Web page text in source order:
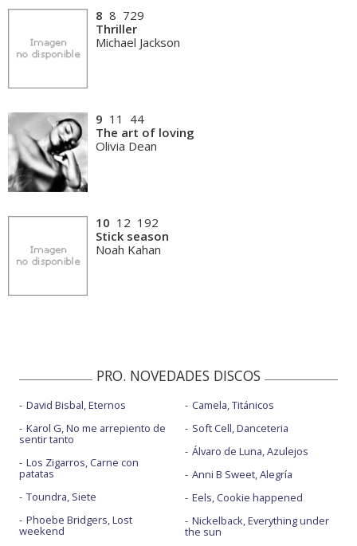
8 8 729
Thriller
Michael Jackson
9 11 44
The art of loving
Olivia Dean
10 12 192
Stick season
Noah Kahan
PRO. NOVEDADES DISCOS
David Bisbal, Eternos
Karol G, No me arrepiento de
sentir tanto
Los Zigarros, Carne con
patatas
Toundra, Siete
Phoebe Bridgers, Lost
weekend
Camela, Titánicos
Soft Cell, Danceteria
Álvaro de Luna, Azulejos
Anni B Sweet, Alegría
Eels, Cookie happened
Nickelback, Everything under
the sun